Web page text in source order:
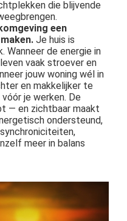
die blijvende
een
Je huis is
Wanneer de energie in
vaak stroever en
jouw woning wél in
en makkelijker te
je werken. De
— en zichtbaar maakt
ondersteund,
meer in balans